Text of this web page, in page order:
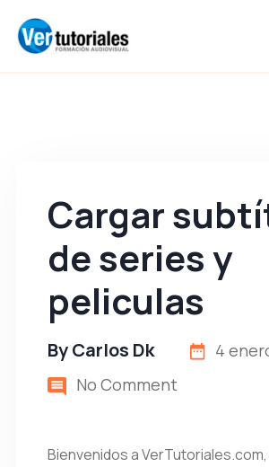
Cargar
de series y
peliculas
ByCarlos Dk
4
No Comment
Bienvenidos a